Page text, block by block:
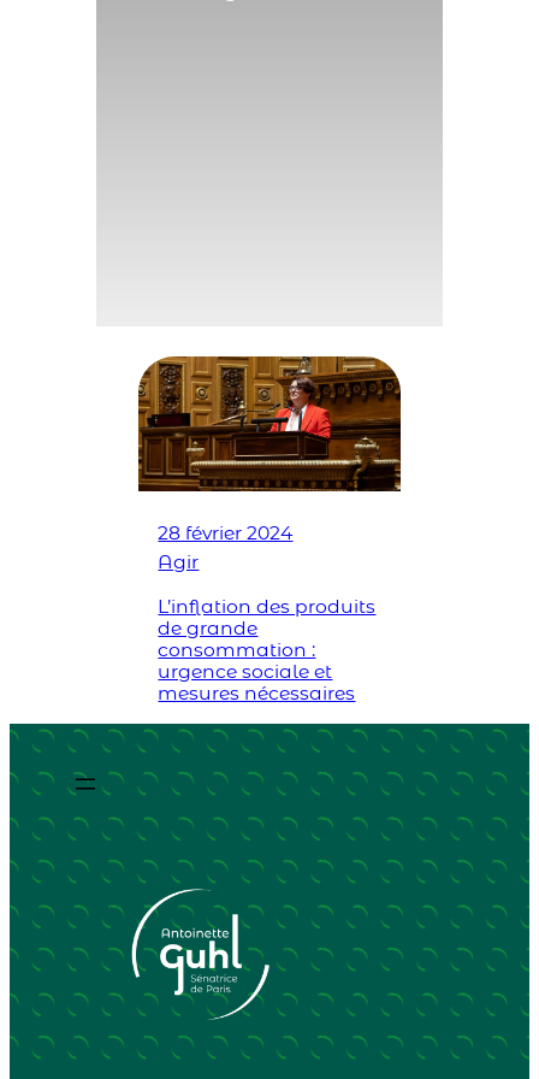
28 février 2024
Agir
L’inflation des produits
de grande
consommation :
urgence sociale et
mesures nécessaires